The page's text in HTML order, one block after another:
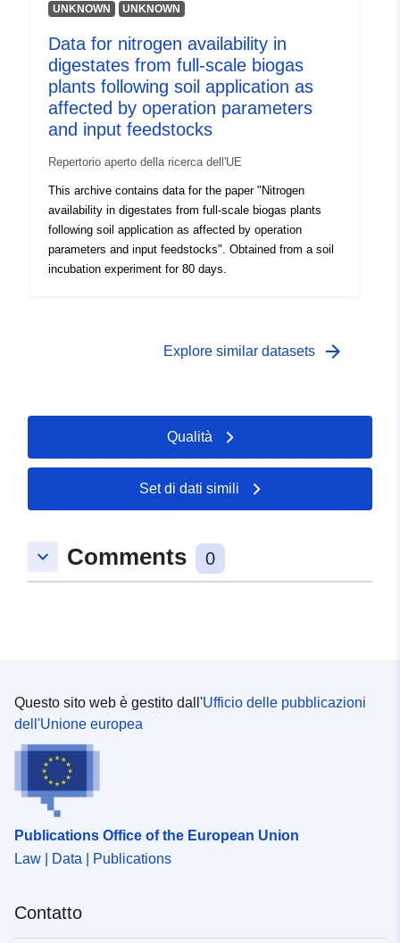
UNKNOWN UNKNOWN
Data for nitrogen availability in
digestates from full-scale biogas
plants following soil application as
affected by operation parameters
and input feedstocks
Repertorio aperto della ricerca dell'UE
This archive contains data for the paper "Nitrogen
availability in digestates from full-scale biogas plants
following soil application as affected by operation
parameters and input feedstocks". Obtained from a soil
incubation experiment for 80 days.
Explore similar datasets arrow_forward
Qualità
Set di dati simili
keyboard_arrow_down Comments 0
Questo sito web è gestito dall'Ufficio delle pubblicazioni
dell'Unione europea
Publications Office of the European Union
Law | Data | Publications
Contatto